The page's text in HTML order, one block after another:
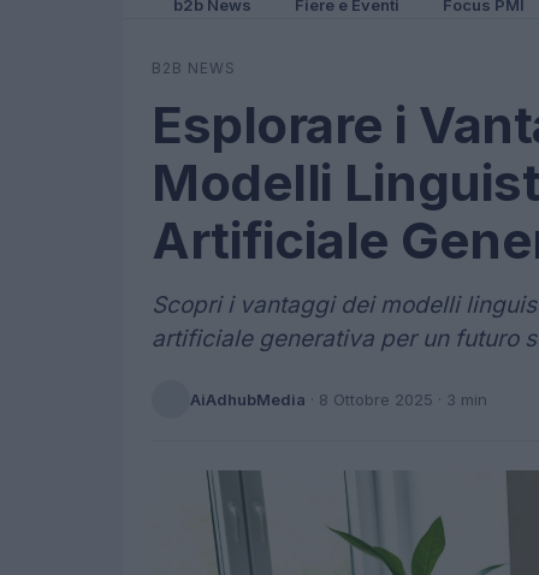
b2b News Fiere e Eventi Focus PMI
B2B NEWS
Esplorare i
Modelli
Artificiale
Scopri i vantaggi dei modelli
artificiale generativa per un futuro
AiAdhubMedia · 8 Ottobre 2025 · 3 min